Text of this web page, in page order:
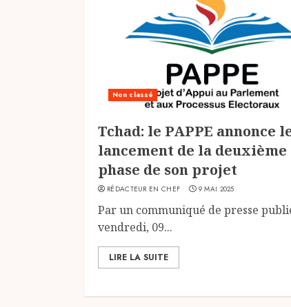
Non classé
Tchad: le PAPPE annonce
lancement de la deuxième
phase de son projet
RÉDACTEUR EN CHEF 9 MAI 2025
Par un communiqué de presse
vendredi, 09...
LIRE LA SUITE